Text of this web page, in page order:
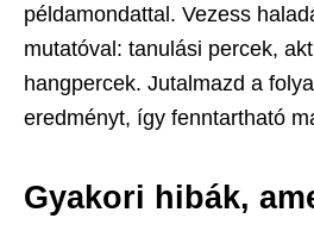
példamondattal. Vezess
mutatóval: tanulási percek,
hangpercek. Jutalmazd a
eredményt, így fenntartható
Gyakori hibák,